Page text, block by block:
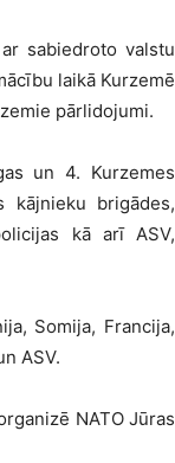
sabiedroto valstu
laikā Kurzemē
pārlidojumi.
un 4. Kurzemes
kājnieku brigādes,
kā arī ASV,
Somija, Francija,
ASV.
NATO Jūras